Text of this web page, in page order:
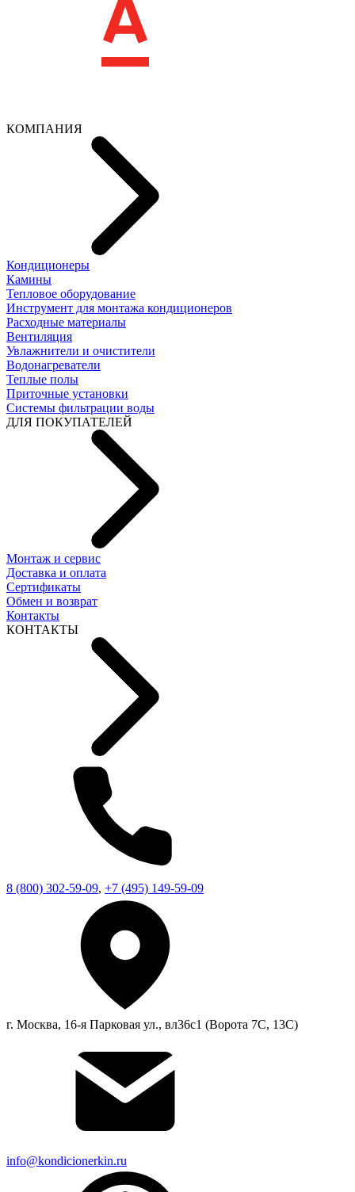
КОМПАНИЯ
Кондиционеры
Камины
Тепловое оборудование
Инструмент для монтажа кондиционеров
Расходные материалы
Вентиляция
Увлажнители и очистители
Водонагреватели
Теплые полы
Приточные установки
Системы фильтрации воды
ДЛЯ ПОКУПАТЕЛЕЙ
Монтаж и сервис
Доставка и оплата
Сертификаты
Обмен и возврат
Контакты
КОНТАКТЫ
8 (800) 302-59-09, +7 (495) 149-59-09
г. Москва, 16-я Парковая ул., вл36с1 (Ворота 7С, 13С)
info@kondicionerkin.ru